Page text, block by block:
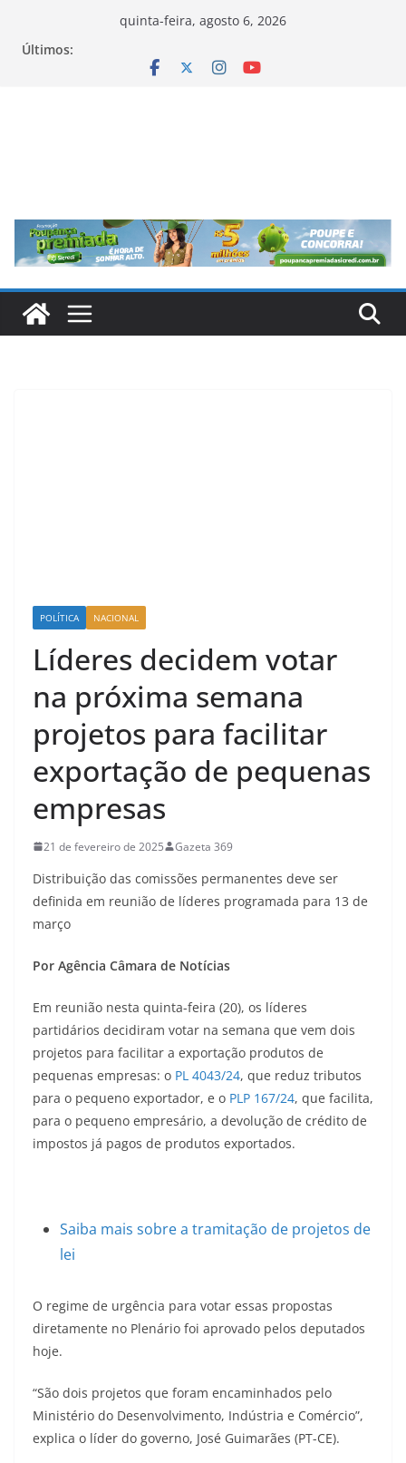
quinta-feira, agosto 6, 2026
Últimos:
POLÍTICA NACIONAL
Líderes decidem votar
na próxima semana
projetos para facilitar
exportação de pequenas
empresas
21 de fevereiro de 2025 Gazeta 369
Distribuição das comissões permanentes deve ser
definida em reunião de líderes programada para 13 de
março
Por Agência Câmara de Notícias
Em reunião nesta quinta-feira (20), os líderes
partidários decidiram votar na semana que vem dois
projetos para facilitar a exportação produtos de
pequenas empresas: o PL 4043/24, que reduz tributos
para o pequeno exportador, e o PLP 167/24, que facilita,
para o pequeno empresário, a devolução de crédito de
impostos já pagos de produtos exportados.
Saiba mais sobre a tramitação de projetos de
lei
O regime de urgência para votar essas propostas
diretamente no Plenário foi aprovado pelos deputados
hoje.
“São dois projetos que foram encaminhados pelo
Ministério do Desenvolvimento, Indústria e Comércio”,
explica o líder do governo, José Guimarães (PT-CE).